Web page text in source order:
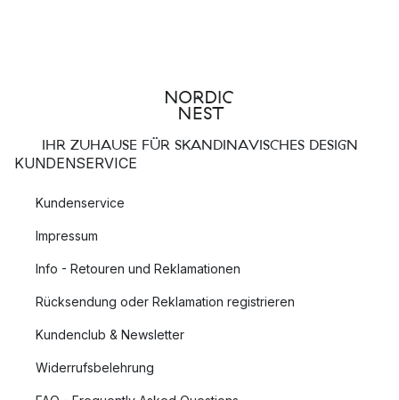
IHR ZUHAUSE FÜR SKANDINAVISCHES DESIGN
KUNDENSERVICE
Kundenservice
Impressum
Info - Retouren und Reklamationen
Rücksendung oder Reklamation registrieren
Kundenclub & Newsletter
Widerrufsbelehrung